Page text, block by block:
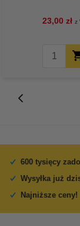
23,00 zł z
600 tysięcy
Wysyłka już
Najniższe ceny!